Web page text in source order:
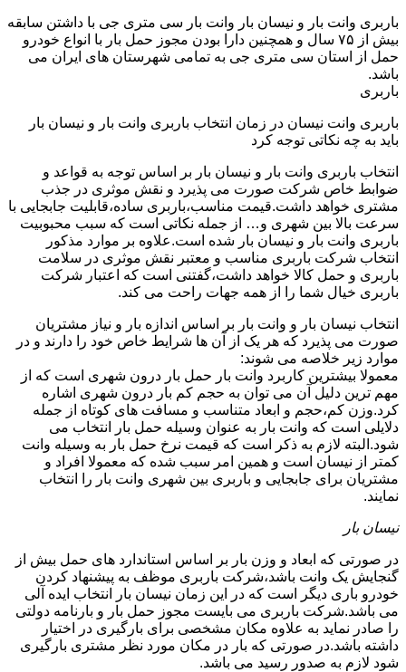
باربری وانت بار و نیسان بار وانت بار سی متری جی با داشتن سابقه
بیش از ۷۵ سال و همچنین دارا بودن مجوز حمل بار با انواع خودرو
حمل از استان سی متری جی به تمامی شهرستان های ایران می
باشد.
باربری
باربری وانت نیسان در زمان انتخاب باربری وانت بار و نیسان بار
باید به چه نکاتی توجه کرد
انتخاب باربری وانت بار و نیسان بار بر اساس توجه به قواعد و
ضوابط خاص شرکت صورت می پذیرد و نقش موثری در جذب
مشتری خواهد داشت.قیمت مناسب،باربری ساده،قابلیت جابجایی با
سرعت بالا بین شهری و… از جمله نکاتی است که سبب محبوبیت
باربری وانت بار و نیسان بار شده است.علاوه بر موارد مذکور
انتخاب شرکت باربری مناسب و معتبر نقش موثری در سلامت
باربری و حمل کالا خواهد داشت،گفتنی است که اعتبار شرکت
باربری خیال شما را از همه جهات راحت می کند.
انتخاب نیسان بار و وانت بار بر اساس اندازه بار و نیاز مشتریان
صورت می پذیرد که هر یک از آن ها شرایط خاص خود را دارند و در
موارد زیر خلاصه می شوند:
معمولا بیشترین کاربرد وانت بار حمل بار درون شهری است که از
مهم ترین دلیل آن می توان به حجم کم بار درون شهری اشاره
کرد.وزن کم،حجم و ابعاد متناسب و مسافت های کوتاه از جمله
دلایلی است که وانت بار به عنوان وسیله حمل بار انتخاب می
شود.البته لازم به ذکر است که قیمت نرخ حمل بار به وسیله وانت
کمتر از نیسان است و همین امر سبب شده که معمولا افراد و
مشتریان برای جابجایی و باربری بین شهری وانت بار را انتخاب
نمایند.
نیسان بار
در صورتی که ابعاد و وزن بار بر اساس استاندارد های حمل بیش از
گنجایش یک وانت باشد،شرکت باربری موظف به پیشنهاد کردن
خودرو باری دیگر است که در این زمان نیسان بار انتخاب ایده آلی
می باشد.شرکت باربری می بایست مجوز حمل بار و بارنامه دولتی
را صادر نماید به علاوه مکان مشخصی برای بارگیری در اختیار
داشته باشد.در صورتی که بار در مکان مورد نظر مشتری بارگیری
شود لازم به صدور رسید می باشد.